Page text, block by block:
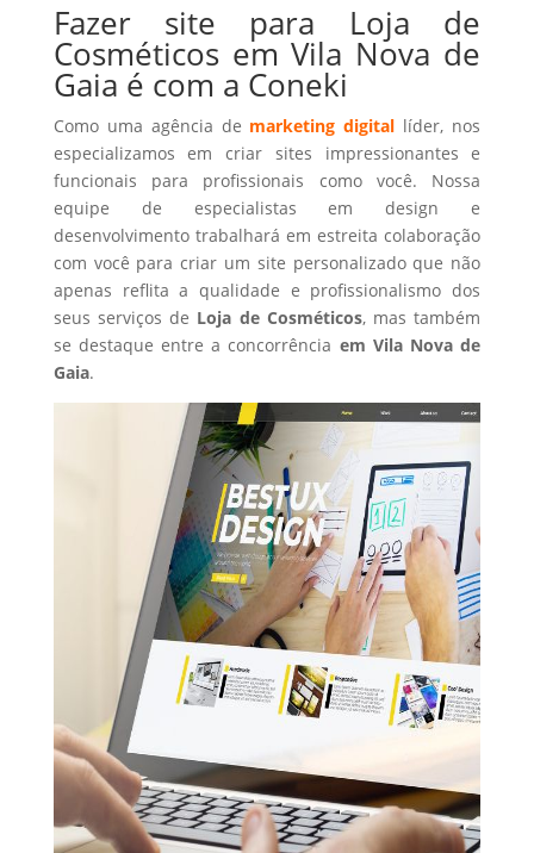
Fazer site para Loja de
Cosméticos em Vila Nova de
Gaia é com a Coneki
Como uma agência de marketing digital líder, nos
especializamos em criar sites impressionantes e
funcionais para profissionais como você. Nossa
equipe de especialistas em design e
desenvolvimento trabalhará em estreita colaboração
com você para criar um site personalizado que não
apenas reflita a qualidade e profissionalismo dos
seus serviços de Loja de Cosméticos, mas também
se destaque entre a concorrência em Vila Nova de
Gaia.